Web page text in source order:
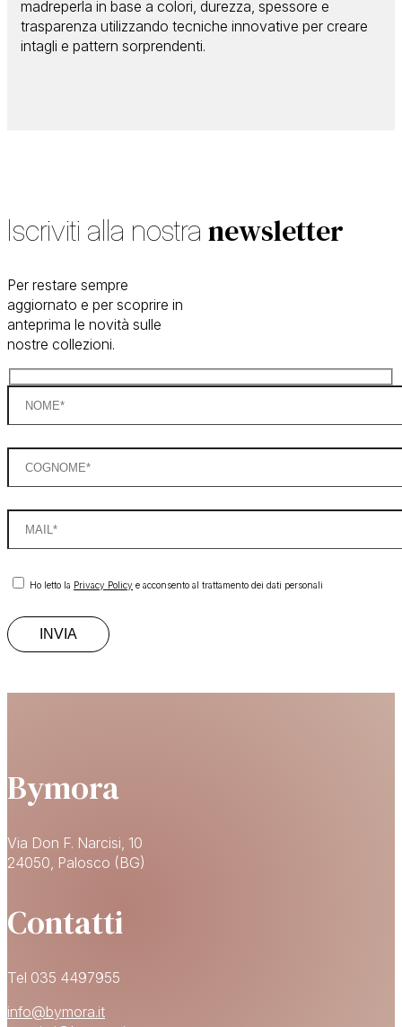
madreperla in base a colori, durezza, spessore e
trasparenza utilizzando tecniche innovative per creare
intagli e pattern sorprendenti.
Iscriviti alla nostra newsletter
Per restare sempre
aggiornato e per scoprire in
anteprima le novità sulle
nostre collezioni.
Ho letto la Privacy Policy e acconsento al trattamento dei dati personali
Bymora
Via Don F. Narcisi, 10
24050, Palosco (BG)
Contatti
Tel 035 4497955
info@bymora.it